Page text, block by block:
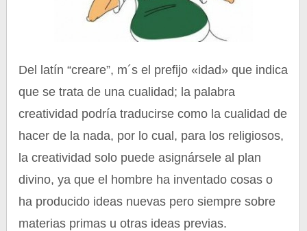
Del latín “creare”, m´s el prefijo «idad» que indica
que se trata de una cualidad; la palabra
creatividad podría traducirse como la cualidad de
hacer de la nada, por lo cual, para los religiosos,
la creatividad solo puede asignársele al plan
divino, ya que el hombre ha inventado cosas o
ha producido ideas nuevas pero siempre sobre
materias primas u otras ideas previas.